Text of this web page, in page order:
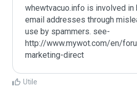
whewtvacuo.info is involved
email addresses through
use by spammers. see-
http://www.mywot.com/en/
marketing-direct
Utile